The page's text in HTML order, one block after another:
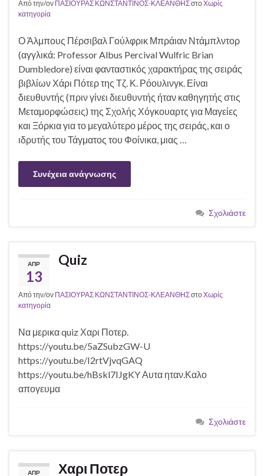
Από την/ον ΠΑΣΙΟΥΡΑΣ ΚΩΝΣΤΑΝΤΙΝΟΣ-ΚΛΕΑΝΘΗΣστοΧωρίς
κατηγορία
Ο Άλμπους Πέρσιβαλ Γούλφρικ Μπράιαν Ντάμπλντορ
(αγγλικά: Professor Albus Percival Wulfric Brian
Dumbledore) είναι φανταστικός χαρακτήρας της σειράς
βιβλίων Χάρι Πότερ της Τζ. Κ. Ρόουλινγκ. Είναι
διευθυντής (πριν γίνει διευθυντής ήταν καθηγητής στις
Μεταμορφώσεις) της Σχολής Χόγκουαρτς για Μαγείες
και Ξόρκια για το μεγαλύτερο μέρος της σειράς, και ο
ιδρυτής του Τάγματος του Φοίνικα, μιας …
Συνέχεια ανάγνωσης
Σχολιάστε
ΑΠΡ
13
Quiz
Από την/ον ΠΑΣΙΟΥΡΑΣ ΚΩΝΣΤΑΝΤΙΝΟΣ-ΚΛΕΑΝΘΗΣστοΧωρίς
κατηγορία
Να μερικα quiz Χαρι Ποτερ.
https://youtu.be/5aZSubzGW-U
https://youtu.be/I2rtVjvqGAQ
https://youtu.be/hBskl7IJgKY Αυτα ηταν.Καλο
απογευμα
Σχολιάστε
ΑΠΡ Χαρι Ποτερ